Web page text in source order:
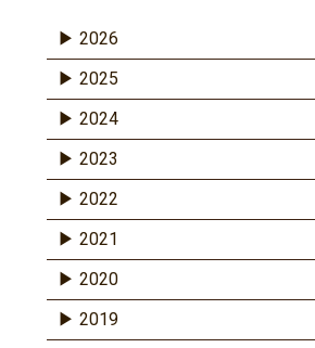
2026
2025
2024
2023
2022
2021
2020
2019